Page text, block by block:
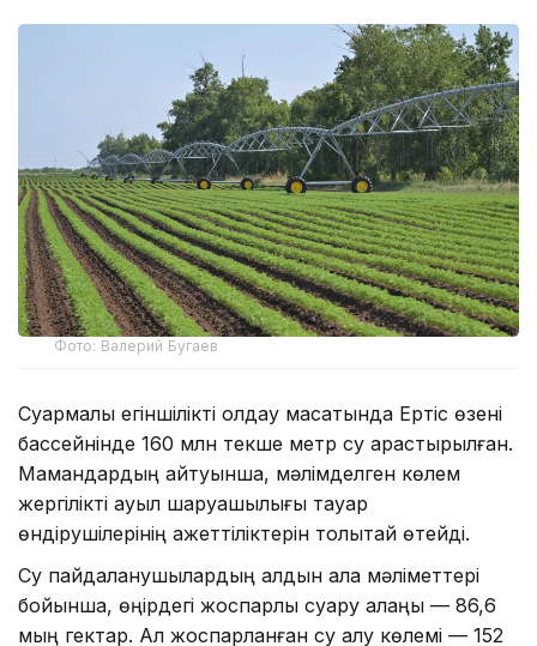
Фото: Валерий Бугаев
Суармалы егіншілікті қолдау мақсатында Ертіс өзені
бассейнінде 160 млн текше метр су қарастырылған.
Мамандардың айтуынша, мәлімделген көлем
жергілікті ауыл шаруашылығы тауар
өндірушілерінің қажеттіліктерін толықтай өтейді.
Су пайдаланушылардың алдын ала мәліметтері
бойынша, өңірдегі жоспарлы суару алаңы — 86,6
мың гектар. Ал жоспарланған су алу көлемі — 152